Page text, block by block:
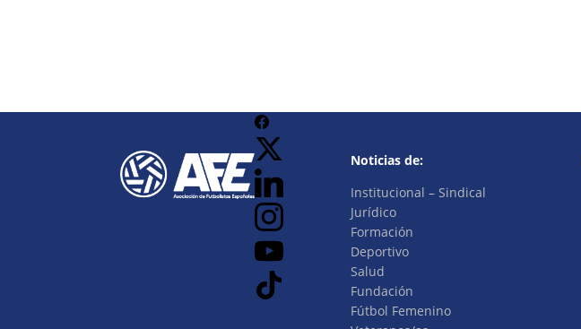
Noticias de:
Institucional – Sindical
Jurídico
Formación
Deportivo
Salud
Fundación
Fútbol Femenino